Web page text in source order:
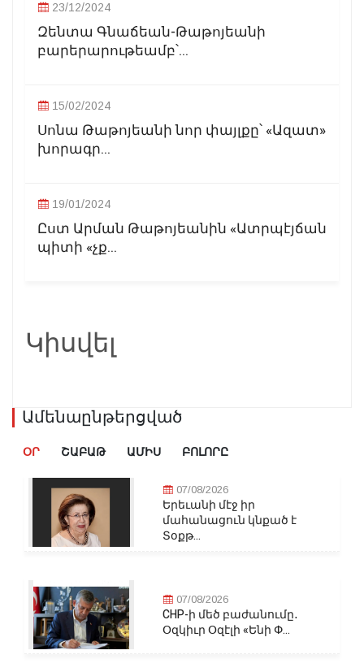
23/12/2024
Զենտա Գնաճեան-Թաթոյեանի
բարերարութեամբ՝...
15/02/2024
Սոնա Թաթոյեանի նոր փայլքը՝ «Ազատ»
խորագր...
19/01/2024
Ըստ Արման Թաթոյեանին «Ատրպէյճան
պիտի «չք...
Կիսվել
Ամենաընթերցված
ՕՐ ՇԱԲԱԹ ԱՄԻՍ ԲՈԼՈՐԸ
07/08/2026
Երեւանի մէջ իր
մահանացուն կնքած է
Տօքթ...
07/08/2026
CHP-ի մեծ բաժանումը․
Օզկիւր Օզէլի «Ենի Փ...